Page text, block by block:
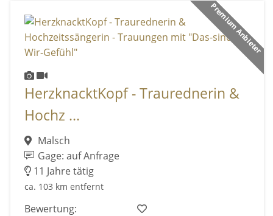
Premium Anbieter
HerzknacktKopf - Traurednerin &
Hochz ...
Malsch
Gage: auf Anfrage
11 Jahre tätig
ca. 103 km entfernt
Bewertung: